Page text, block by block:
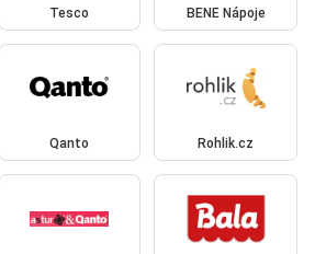
Tesco BENE Nápoje
Qanto Rohlik.cz